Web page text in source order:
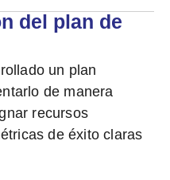
del plan de
un plan
de manera
recursos
de éxito claras